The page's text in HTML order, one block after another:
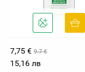
7,75 € 9.7 €
15,16 лв